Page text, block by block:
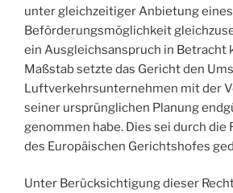
unter gleichzeitiger Anbietung
Beförderungsmöglichkeit
ein Ausgleichsanspruch in Betracht
Maßstab setzte das Gericht den
Luftverkehrsunternehmen mit der
seiner ursprünglichen Planung
genommen habe. Dies sei durch die
des Europäischen Gerichtshofes
Unter Berücksichtigung dieser